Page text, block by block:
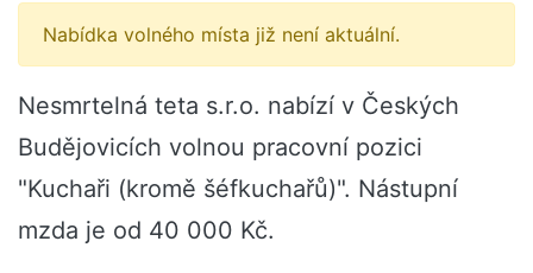
Nabídka volného místa již není aktuální.
Nesmrtelná teta s.r.o. nabízí v Českých
Budějovicích volnou pracovní pozici
"Kuchaři (kromě šéfkuchařů)". Nástupní
mzda je od 40 000 Kč.